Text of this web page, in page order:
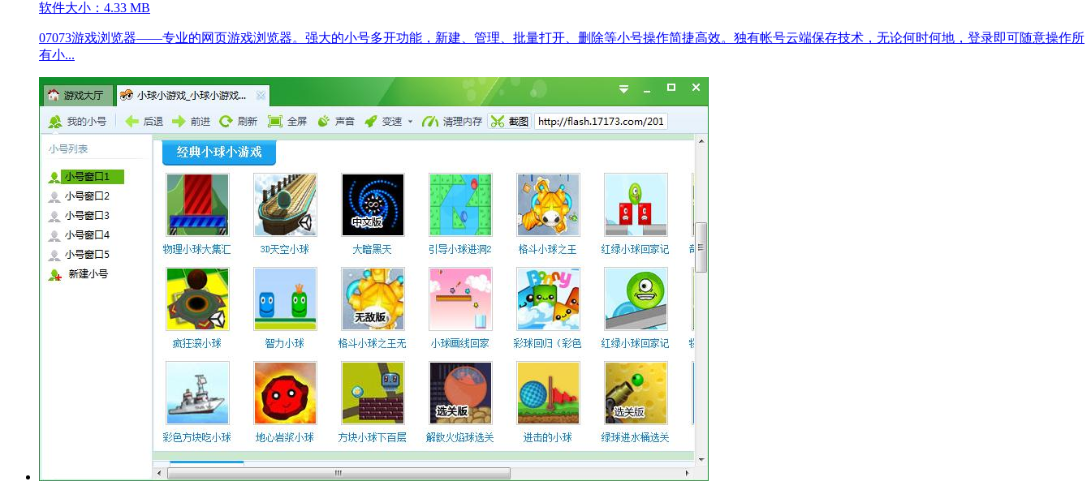
软件大小：4.33 MB
07073游戏浏览器――专业的网页游戏浏览器。强大的小号多开功能，新建、管理、批量打开、删除等小号操作简捷高效。独有帐号云端保存技术，无论何时何地，登录即可随意操作所
有小...